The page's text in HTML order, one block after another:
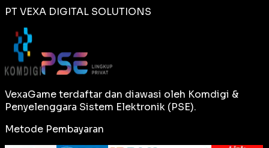
PT VEXA DIGITAL SOLUTIONS
VexaGame terdaftar dan diawasi oleh Komdigi &
Penyelenggara Sistem Elektronik (PSE).
Metode Pembayaran